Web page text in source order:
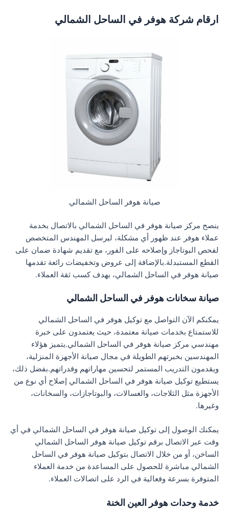
ارقام شركة هوفر في الساحل الشمالي
صيانة هوفر الساحل الشمالي
ينصح مركز صيانة هوفر في الساحل الشمالي بالاتصال بخدمة
عملاء هوفر عند ظهور أي مشكلة، ليرسل المهندس المتخصص
لفحص البوتاجاز وإصلاحه على الفور، مع تقديم شهادة ضمان على
القطع المستبدلة.بالإضافة إلى عروض وتخفيضات رائعة تقدمها
صيانة هوفر في الساحل الشمالي، بهدف كسب ثقة العملاء.
صيانة سخانات هوفر في الساحل الشمالي
يمكنكم الآن التواصل مع توكيل هوفر في الساحل الشمالي
للاستمتاع بخدمات صيانة معتمدة، حيث يعتمدون على خبرة
مهندسي مركز صيانة هوفر في الساحل الشمالي.يتميز هؤلاء
المهندسين بخبرتهم الطويلة في مجال صيانة الأجهزة المنزلية،
ويقدمون التدريب المستمر لتحسين مهاراتهم وقدراتهم.بفضل ذلك،
يستطيع توكيل صيانة هوفر في الساحل الشمالي إصلاح أي نوع من
الأجهزة مثل الثلاجات، والغسالات، والبوتاجازات، والسخانات،
وغيرها.
يمكنك الوصول إلى توكيل صيانة هوفر في الساحل الشمالي في أي
وقت عبر الاتصال برقم توكيل صيانة هوفر الساحل الشمالي
الساخن، أو من خلال الاتصال بتوكيل صيانة هوفر في الساحل
الشمالي مباشرة للحصول على المساعدة من خدمة العملاء
المتوفرة بسرعة وفعالية في الرد على اتصالات العملاء.
خدمة وحدات هوفر العين الخنة